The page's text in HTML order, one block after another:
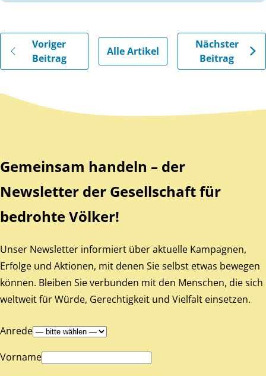
Gehe zu vorherigen oder nächsten Beiträgen
Voriger
Beitrag
Alle Artikel
Nächster
Beitrag
Zurück zum Hauptinhalt
Zurück zur Navigation
Gemeinsam handeln – der
Newsletter der Gesellschaft für
bedrohte Völker!
Unser Newsletter informiert über aktuelle Kampagnen,
Erfolge und Aktionen, mit denen Sie selbst etwas bewegen
können. Bleiben Sie verbunden mit den Menschen, die sich
weltweit für Würde, Gerechtigkeit und Vielfalt einsetzen.
Anrede
Vorname